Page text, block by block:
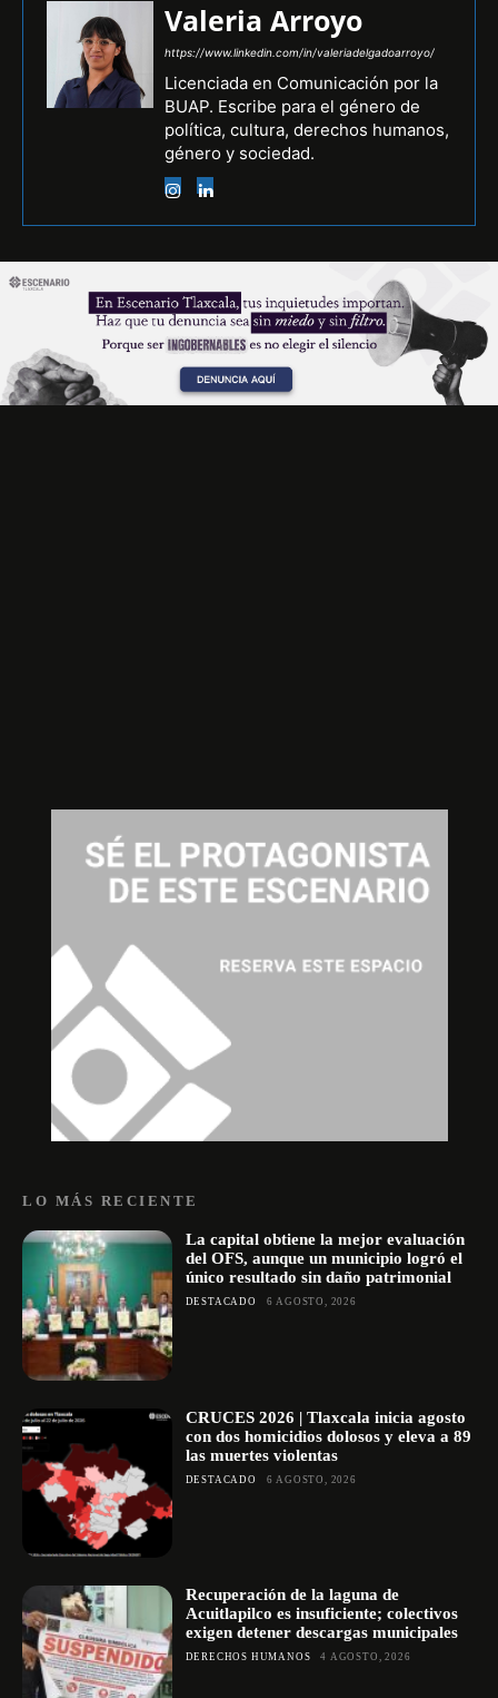
Valeria Arroyo
https://www.linkedin.com/in/valeriadelgadoarroyo/
Licenciada en Comunicación por la
BUAP. Escribe para el género de
política, cultura, derechos humanos,
género y sociedad.
LO MÁS RECIENTE
La capital obtiene la mejor evaluación
del OFS, aunque un municipio logró el
único resultado sin daño patrimonial
DESTACADO 6 AGOSTO, 2026
CRUCES 2026 | Tlaxcala inicia agosto
con dos homicidios dolosos y eleva a 89
las muertes violentas
DESTACADO 6 AGOSTO, 2026
Recuperación de la laguna de
Acuitlapilco es insuficiente; colectivos
exigen detener descargas municipales
DERECHOS HUMANOS 4 AGOSTO, 2026